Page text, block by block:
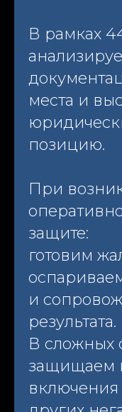
В рамках
места и
позицию.
При
защите:
готовим
и
результата.
В сложных
защищаем